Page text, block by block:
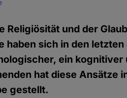
und der
haben sich in den letzten
ein kognitiver
hat diese Ansätze
gestellt.